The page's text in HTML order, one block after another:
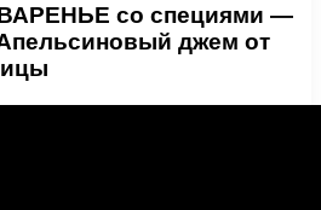
со специями —
джем от